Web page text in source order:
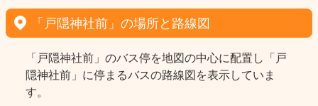
「戸隠神社前」の場所と路線図
「戸隠神社前」のバス停を地図の中心に配置し「戸
隠神社前」に停まるバスの路線図を表示していま
す。